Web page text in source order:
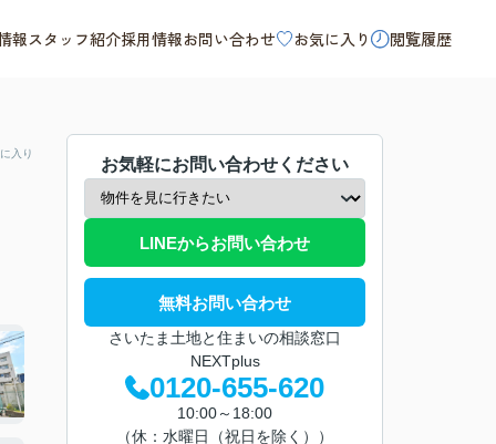
報スタッフ紹介採用情報お問い合わせ お気に入り 閲覧履歴
入り
お気軽にお問い合わせください
LINEからお問い合わせ
無料お問い合わせ
さいたま土地と住まいの相談窓口
NEXTplus
0120-655-620
10:00～18:00
（休：水曜日（祝日を除く））